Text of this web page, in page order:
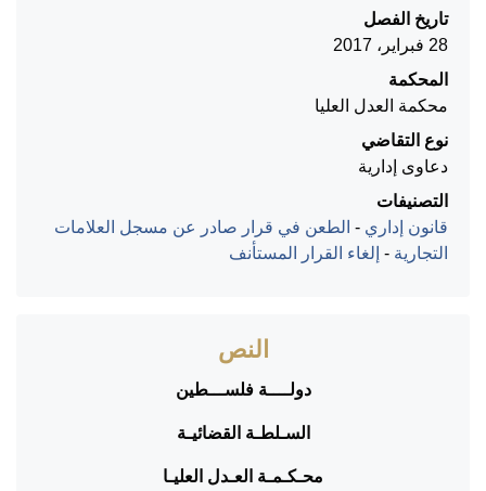
تاريخ الفصل
28 فبراير، 2017
المحكمة
محكمة العدل العليا
نوع التقاضي
دعاوى إدارية
التصنيفات
قانون إداري - الطعن في قرار صادر عن مسجل العلامات
التجارية - إلغاء القرار المستأنف
النص
دولــــة فلســـطين
السـلطـة القضائيـة
محـكـمـة العـدل العليـا